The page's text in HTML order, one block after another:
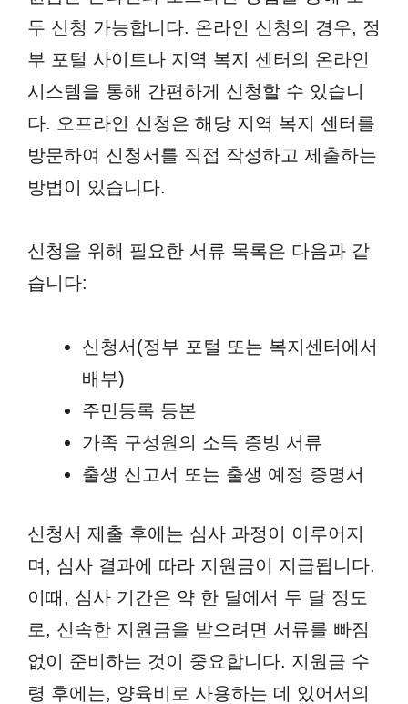
두 신청 가능합니다. 온라인 신청의 경우, 정
부 포털 사이트나 지역 복지 센터의 온라인
시스템을 통해 간편하게 신청할 수 있습니
다. 오프라인 신청은 해당 지역 복지 센터를
방문하여 신청서를 직접 작성하고 제출하는
방법이 있습니다.
신청을 위해 필요한 서류 목록은 다음과 같
습니다:
신청서(정부 포털 또는 복지센터에서
배부)
주민등록 등본
가족 구성원의 소득 증빙 서류
출생 신고서 또는 출생 예정 증명서
신청서 제출 후에는 심사 과정이 이루어지
며, 심사 결과에 따라 지원금이 지급됩니다.
이때, 심사 기간은 약 한 달에서 두 달 정도
로, 신속한 지원금을 받으려면 서류를 빠짐
없이 준비하는 것이 중요합니다. 지원금 수
령 후에는, 양육비로 사용하는 데 있어서의